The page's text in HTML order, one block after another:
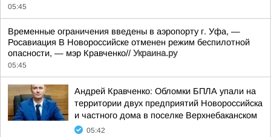
05:45
Временные ограничения введены в аэропорту г. Уфа, —
Росавиация В Новороссийске отменен режим беспилотной
опасности, — мэр Кравченко// Украина.ру
05:45
Андрей Кравченко: Обломки БПЛА упали на
территории двух предприятий Новороссийска
и частного дома в поселке Верхнебаканском
05:42